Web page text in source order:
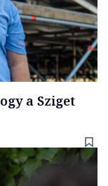
a Sziget